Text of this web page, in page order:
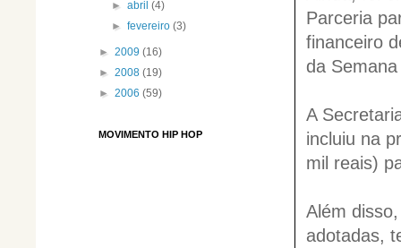
Parceria
financeiro
da
A
incluiu na
mil reais)
Além
adotadas,
►abril(4)
►fevereiro(3)
► 2009 (16)
► 2008 (19)
► 2006 (59)
MOVIMENTO HIP HOP